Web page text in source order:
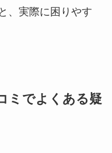
、実際に困りやす
ミでよくある疑